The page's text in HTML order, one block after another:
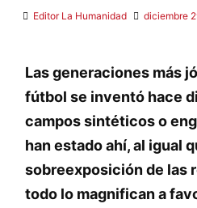
Editor La Humanidad diciembre
Las generaciones más
fútbol se inventó hace
campos sintéticos o
han estado ahí, al igual
sobreexposición de las
todo lo magnifican a